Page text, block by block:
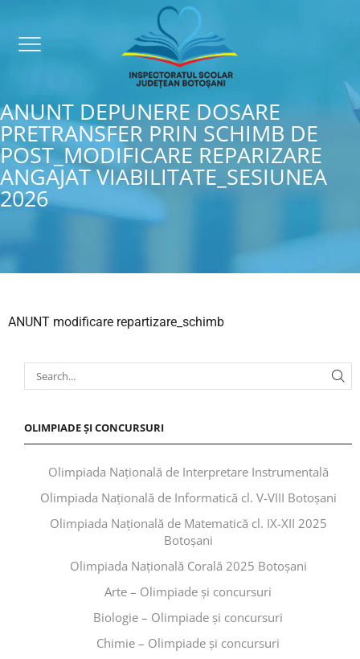
ANUNT DEPUNERE DOSARE
PRETRANSFER PRIN SCHIMB DE
POST_MODIFICARE REPARIZARE
ANGAJAT VIABILITATE_SESIUNEA
2026
ANUNT modificare repartizare_schimb
OLIMPIADE ȘI CONCURSURI
Olimpiada Națională de Interpretare Instrumentală
Olimpiada Națională de Informatică cl. V-VIII Botoșani
Olimpiada Națională de Matematică cl. IX-XII 2025
Botoșani
Olimpiada Națională Corală 2025 Botoșani
Arte – Olimpiade și concursuri
Biologie – Olimpiade și concursuri
Chimie – Olimpiade și concursuri